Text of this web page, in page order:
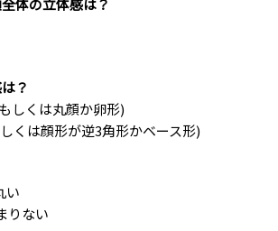
体の立体感は？
？
しくは丸顔か卵形)
くは顔形が逆3角形かベース形)
い
りない